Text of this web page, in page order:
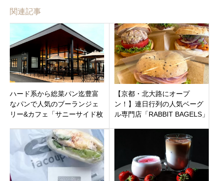
関連記事
ハード系から総菜パン迄豊富
なパンで人気のブーランジェ
リー&カフェ「サニーサイド枚
阪にオープン！
【京都・北大路にオープ
ン！】連日行列の人気ベーグ
ル専門店「RABBIT BAGELS」